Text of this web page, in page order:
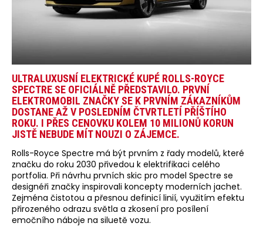
ULTRALUXUSNÍ ELEKTRICKÉ KUPÉ ROLLS-ROYCE
SPECTRE SE OFICIÁLNĚ PŘEDSTAVILO. PRVNÍ
ELEKTROMOBIL ZNAČKY SE K PRVNÍM ZÁKAZNÍKŮM
DOSTANE AŽ V POSLEDNÍM ČTVRTLETÍ PŘÍŠTÍHO
ROKU. I PŘES CENOVKU KOLEM 10 MILIONŮ KORUN
JISTĚ NEBUDE MÍT NOUZI O ZÁJEMCE.
Rolls-Royce Spectre má být prvním z řady modelů, které
značku do roku 2030 přivedou k elektrifikaci celého
portfolia. Při návrhu prvních skic pro model Spectre se
designéři značky inspirovali koncepty moderních jachet.
Zejména čistotou a přesnou definicí linií, využitím efektu
přirozeného odrazu světla a zkosení pro posílení
emočního náboje na siluetě vozu.